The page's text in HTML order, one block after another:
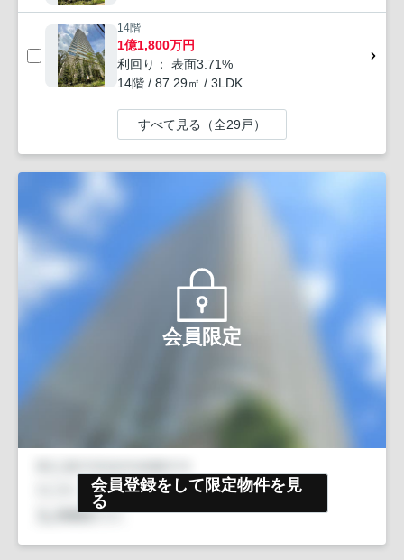
14階
1億1,800万円
利回り： 表面3.71%
14階 / 87.29㎡ / 3LDK
すべて見る（全29戸）
会員限定
会員登録をして限定物件を見
る